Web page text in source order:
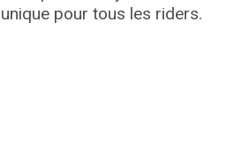
unique pour tous les riders.